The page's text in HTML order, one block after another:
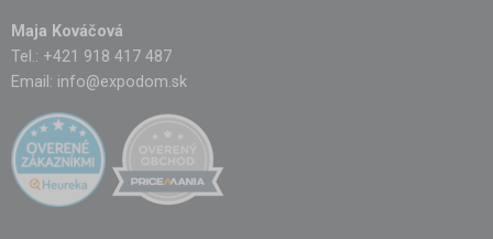
Maja Kováčová
Tel.: +421 918 417 487
Email: info@expodom.sk